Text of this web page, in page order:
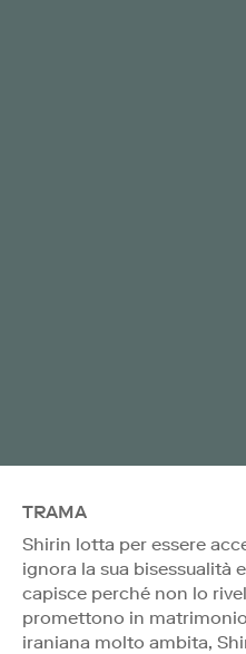
TRAMA
Shirin lotta per essere
ignora la sua bisessualità
capisce perché non lo
promettono in
iraniana molto ambita,